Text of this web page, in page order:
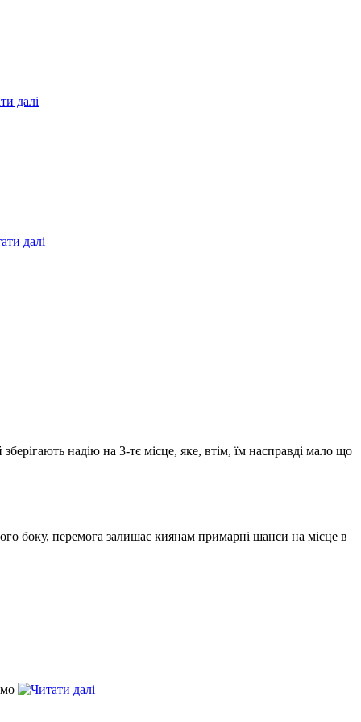
надію на 3-тє місце, яке, втім, їм насправді мало що
боку, перемога залишає киянам примарні шанси на місце в